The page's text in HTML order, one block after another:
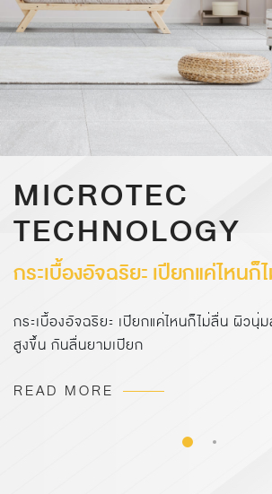
MICROTEC
TECHNOLOGY
กระเบื้องอัจฉริยะ เปียกแค่ไหนก็
กระเบื้องอัจฉริยะ เปียกแค่ไหนก็ไม่ลื่น ผิวนุ่
สูงขึ้น กันลื่นยามเปียก
READ MORE